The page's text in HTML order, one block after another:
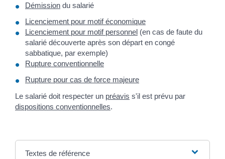
Démission du salarié
Licenciement pour motif économique
Licenciement pour motif personnel (en cas de faute du
salarié découverte après son départ en congé
sabbatique, par exemple)
Rupture conventionnelle
Rupture pour cas de force majeure
Le salarié doit respecter un préavis s'il est prévu par
dispositions conventionnelles.
Textes de référence